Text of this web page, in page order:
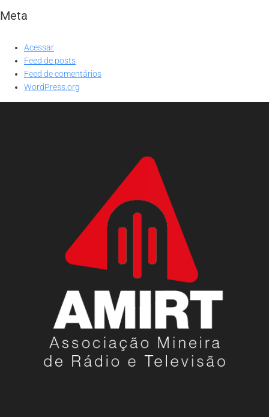
Meta
Acessar
Feed de posts
Feed de comentários
WordPress.org